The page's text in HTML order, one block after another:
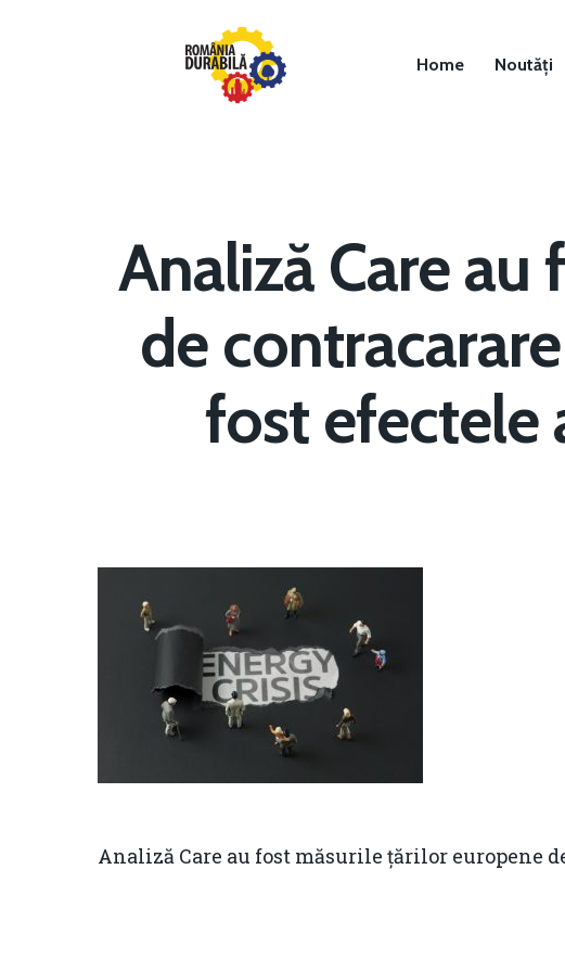
Home Noutăți
Analiză Care
de
fost efectele
Analiză Care au fost măsurile țărilor europene